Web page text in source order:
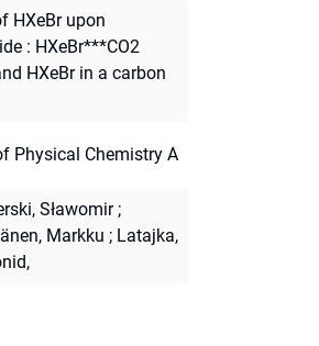
HXeBr upon
: HXeBr***CO2
HXeBr in a carbon
Physical Chemistry A
Sławomir;
Markku ; Latajka,